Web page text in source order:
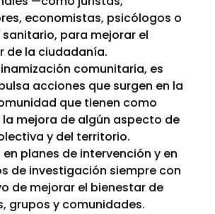
economistas, psicólogos o
para mejorar el
de la ciudadanía.
comunitaria, es
acciones que surgen en la
que tienen como
mejora de algún aspecto de
y del territorio.
planes de intervención y en
de investigación siempre con
de mejorar el bienestar de
grupos y comunidades.